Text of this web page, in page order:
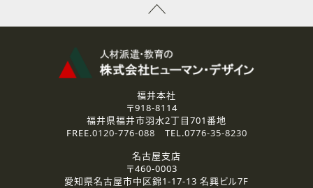
資料送付、受講相談に関するご連絡のために利用いたしま
その他、お問い合わせの内容に回答するために利用いたし
なお、ご連絡手段は、電話・Ｅメールのいずれかの方法とい
2.個人情報の第三者提供
ご提供いただいた個人情報は、法令等の規定に従う場合を除き、
3.個人情報の取り扱いの委託
弊社の定める個人情報保護の評価基準を満たした委託先に、個
福井本社
〒918-8114
福井県福井市羽水2丁目701番地
FREE.0120-776-088 TEL.0776-35-8230
名古屋支店
〒460-0003
愛知県名古屋市中区錦1-17-13 名興ビル7F